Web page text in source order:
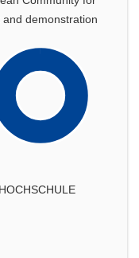
demonstration